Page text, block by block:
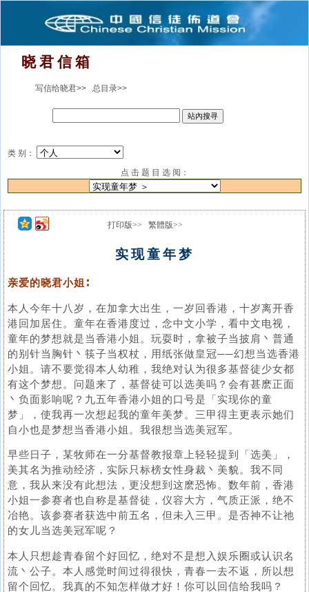
晓 君 信 箱
写信给晓君>> 总目录>>
类 别：
点 击 题 目 选 阅：
打印版>> 繁體版>>
实现童年梦
亲爱的晓君小姐∶
本人今年十八岁，在加拿大出生，一岁回香港，十岁离开香
港回加居住。童年在香港度过，念中文小学，看中文电视，
童年的梦想就是当香港小姐。玩耍时，拿被子当披肩丶普通
的别针当胸针丶筷子当权杖，用纸张做皇冠──幻想当选香港
小姐。请不要觉得本人幼稚，我绝对认为很多基督徒少女都
有这个梦想。问题来了，基督徒可以选美吗？会有甚麽正面
丶负面影响呢？九五年香港小姐的口号是「实现你的童
梦」，使我再一次想起我的童年美梦。三甲得主更表示她们
自小也是梦想当香港小姐。我很想当选美冠军。
早些日子，某牧师在一分基督教报章上轻轻提到「选美」，
美其名为推动经济，实际只标榜女性身裁丶美貌。我不同
意，我从来没有此想法，更没想到这麽恐怖。数年前，香港
小姐一参赛者也自称是基督徒，仪容大方，气质正派，绝不
冶艳。该参赛者获选中前五名，但未入三甲。是否神不让祂
的女儿当选美冠军呢？
本人只想趁青春留个好回忆，绝对不是想入娱乐圈或认识名
流丶公子。本人感觉时间过得很快，青春一去不返，所以想
留个回忆。我真的不知怎样做才好！你可以回信给我吗？